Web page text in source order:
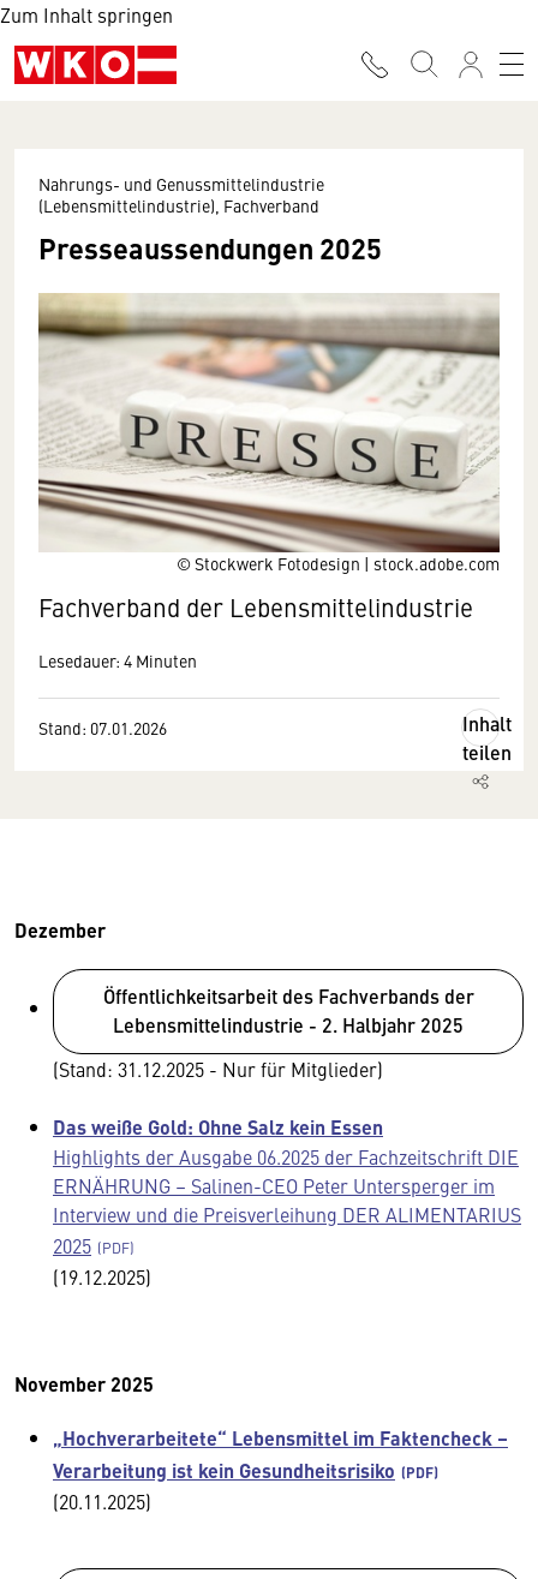
Zum Inhalt springen
© Stockwerk Fotodesign | stock.adobe.com
Nahrungs- und Genussmittelindustrie
(Lebensmittelindustrie), Fachverband
Presseaussendungen 2025
Fachverband der Lebensmittelindustrie
Lesedauer: 4 Minuten
Stand: 07.01.2026
Inhalt
teilen
Dezember
Öffentlichkeitsarbeit des Fachverbands der
Lebensmittelindustrie - 2. Halbjahr 2025
(Stand: 31.12.2025 - Nur für Mitglieder)
Das weiße Gold: Ohne Salz kein Essen
Highlights der Ausgabe 06.2025 der Fachzeitschrift DIE
ERNÄHRUNG – Salinen-CEO Peter Untersperger im
Interview und die Preisverleihung DER ALIMENTARIUS
2025
(19.12.2025)
November 2025
„Hochverarbeitete“ Lebensmittel im Faktencheck –
Verarbeitung ist kein Gesundheitsrisiko
(20.11.2025)